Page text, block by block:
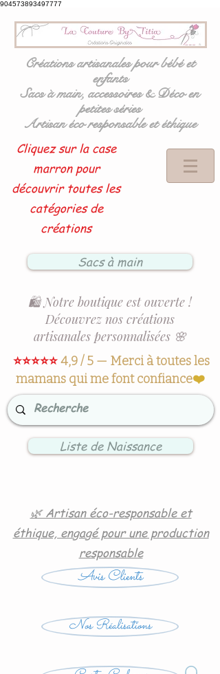
904573893497777
Créations artisanales pour bébé et
enfants
Sacs à main, accessoires & Déco en
petites séries
Artisan éco responsable et éthique
Cliquez sur la case
marron pour
découvrir toutes les
catégories de
créations
Sacs à main
🛍️ Notre boutique est ouverte !
Découvrez nos créations
artisanales personnalisées 🌸
⭐⭐⭐⭐⭐4,9 / 5 — Merci à toutes les
mamans qui me font confiance❤️
Liste de Naissance
🌿 Artisan éco-responsable et
éthique, engagé pour une production
responsable
Avis Clients
Nos Réalisations